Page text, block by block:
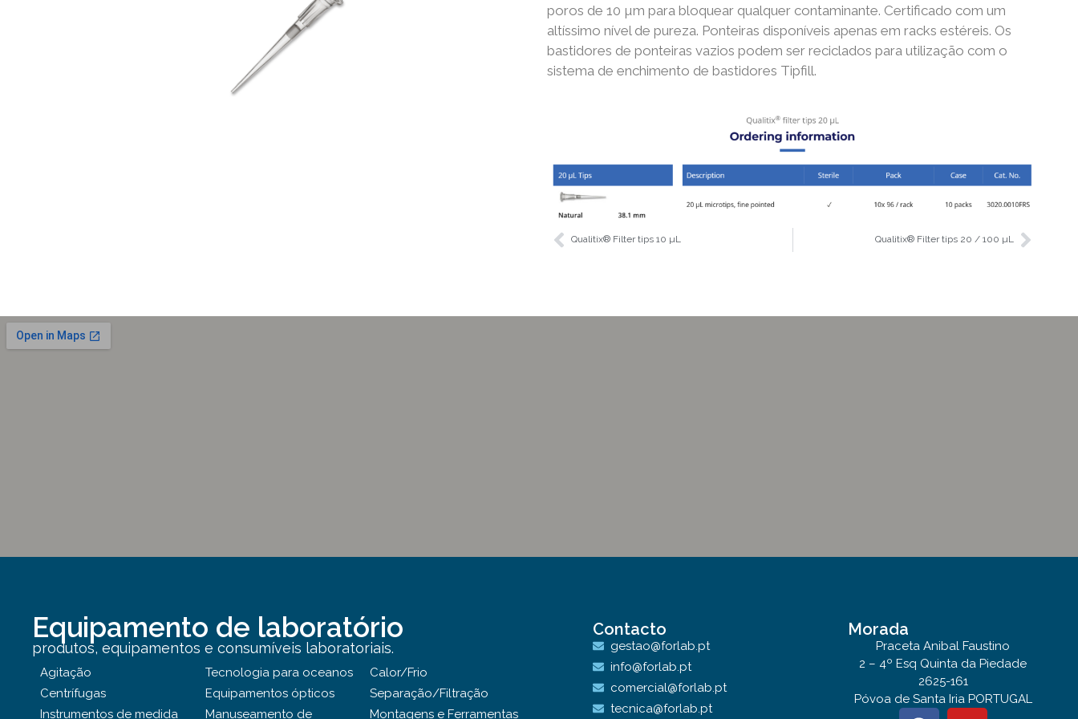
poros de 10 µm para bloquear qualquer contaminante. Certificado com um
altíssimo nível de pureza. Ponteiras disponíveis apenas em racks estéreis. Os
bastidores de ponteiras vazios podem ser reciclados para utilização com o
sistema de enchimento de bastidores Tipfill.
Qualitix® Filter tips 10 µL Qualitix® Filter tips 20 / 100 µL
Equipamento de laboratório
produtos, equipamentos e consumíveis laboratoriais.
Agitação
Centrífugas
Instrumentos de medida
Tecnologia para oceanos
Equipamentos ópticos
Manuseamento de
Calor/Frio
Separação/Filtração
Montagens e Ferramentas
Contacto
gestao@forlab.pt
info@forlab.pt
comercial@forlab.pt
tecnica@forlab.pt
Morada
Praceta Anibal Faustino
2 – 4º Esq Quinta da Piedade
2625-161
Póvoa de Santa Iria PORTUGAL